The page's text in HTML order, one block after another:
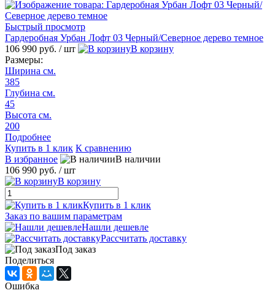
Быстрый просмотр
Гардеробная Урбан Лофт 03 Черный/Северное дерево темное
106 990 руб. / шт
В корзину
Размеры:
Ширина см.
385
Глубина см.
45
Высота см.
200
Подробнее
Купить в 1 клик К сравнению
В избранное
В наличии
106 990 руб. / шт
В корзину
Купить в 1 клик
Заказ по вашим параметрам
Нашли дешевле
Рассчитать доставку
Под заказ
Поделиться
Ошибка